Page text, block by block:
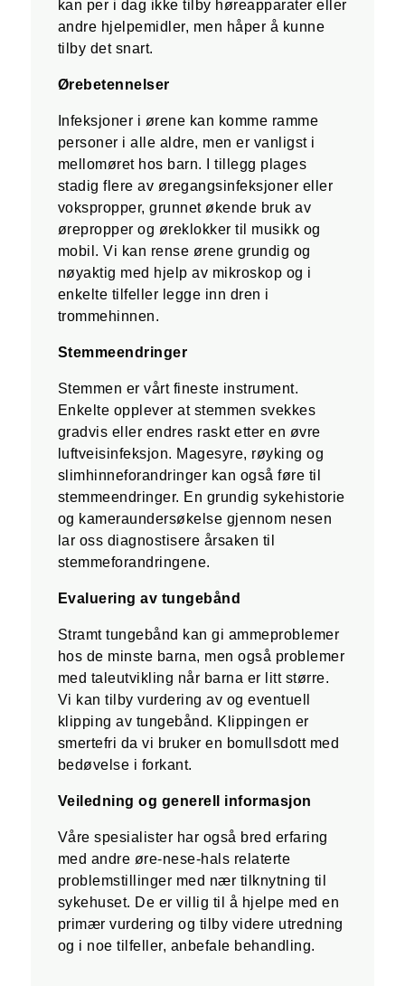
kan per i dag ikke tilby høreapparater eller
andre hjelpemidler, men håper å kunne
tilby det snart.
Ørebetennelser
Infeksjoner i ørene kan komme ramme
personer i alle aldre, men er vanligst i
mellomøret hos barn. I tillegg plages
stadig flere av øregangsinfeksjoner eller
vokspropper, grunnet økende bruk av
ørepropper og øreklokker til musikk og
mobil. Vi kan rense ørene grundig og
nøyaktig med hjelp av mikroskop og i
enkelte tilfeller legge inn dren i
trommehinnen.
Stemmeendringer
Stemmen er vårt fineste instrument.
Enkelte opplever at stemmen svekkes
gradvis eller endres raskt etter en øvre
luftveisinfeksjon. Magesyre, røyking og
slimhinneforandringer kan også føre til
stemmeendringer. En grundig sykehistorie
og kameraundersøkelse gjennom nesen
lar oss diagnostisere årsaken til
stemmeforandringene.
Evaluering av tungebånd
Stramt tungebånd kan gi ammeproblemer
hos de minste barna, men også problemer
med taleutvikling når barna er litt større.
Vi kan tilby vurdering av og eventuell
klipping av tungebånd. Klippingen er
smertefri da vi bruker en bomullsdott med
bedøvelse i forkant.
Veiledning og generell informasjon
Våre spesialister har også bred erfaring
med andre øre-nese-hals relaterte
problemstillinger med nær tilknytning til
sykehuset. De er villig til å hjelpe med en
primær vurdering og tilby videre utredning
og i noe tilfeller, anbefale behandling.